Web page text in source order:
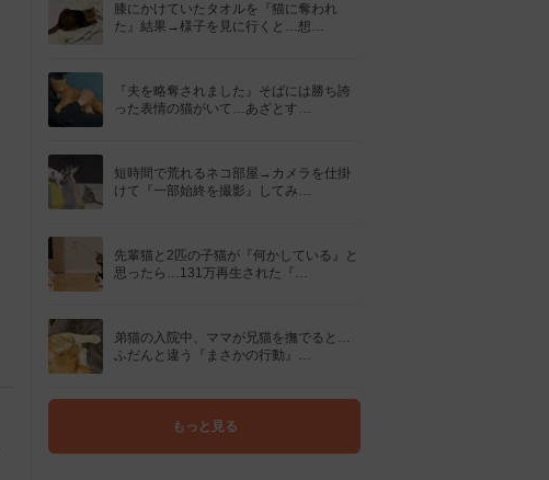
膝にかけていたタオルを『猫に奪われ
た』結果→様子を見に行くと…想…
『夫を略奪されました』そばには勝ち誇
った表情の猫がいて…あざとす…
短時間で荒れるネコ部屋→カメラを仕掛
けて『一部始終を撮影』してみ…
先輩猫と2匹の子猫が『何かしている』と
思ったら…131万再生された『…
弟猫の入院中、ママが兄猫を撫でると…
ふだんと違う『まさかの行動』…
もっと見る